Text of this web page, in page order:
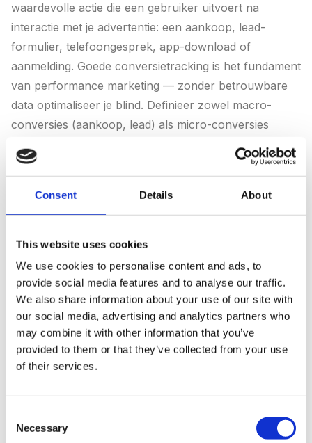
Consent Details About
This website uses cookies
We use cookies to personalise content and ads, to
provide social media features and to analyse our traffic.
We also share information about your use of our site with
our social media, advertising and analytics partners who
may combine it with other information that you’ve
provided to them or that they’ve collected from your use
of their services.
Selection
Necessary
waardevolle actie die een gebruiker uitvoert na
interactie met je advertentie: een aankoop, lead-
formulier, telefoongesprek, app-download of
aanmelding. Goede conversietracking is het fundament
van performance marketing — zonder betrouwbare
data optimaliseer je blind. Definieer zowel macro-
conversies (aankoop, lead) als micro-conversies
(nieuwsbriefinschrijving, productpagina-bezoek) om je
volledige funnel te begrijpen.
Conversion Rate (Conversieratio)
Deconversion rate is het percentage gebruikers dat
converteert na het klikken op je advertentie:
conversies gedeeld door klikken, maal 100. Een
gemiddeld conversiepercentage voor search-
campagnes is 3-5%, maar dit varieert enorm per
veel klikken wijst op een landingspagina-probleem;
een lage conversieratio bij weinig klikken kan een
volume-issue zijn. Optimaliseer door A/B-testen,